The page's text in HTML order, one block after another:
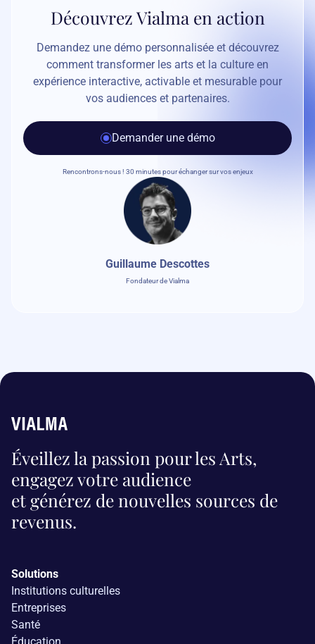
Guillaume Descottes
Fondateur de Vialma
Découvrez Vialma en action
Demandez une démo personnalisée et découvrez
comment transformer les arts et la culture en
expérience interactive, activable et mesurable pour
vos audiences et partenaires.
Demander une démo
Rencontrons-nous ! 30 minutes pour échanger sur vos enjeux
Éveillez la passion pour les Arts,
engagez votre audience
et générez de nouvelles sources de
revenus.
Solutions
Institutions culturelles
Entreprises
Santé